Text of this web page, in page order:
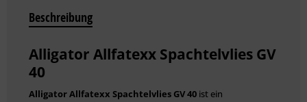
Beschreibung
Alligator Allfatexx Spachtelvlies GV
40
Alligator Allfatexx Spachtelvlies GV 40 ist ein